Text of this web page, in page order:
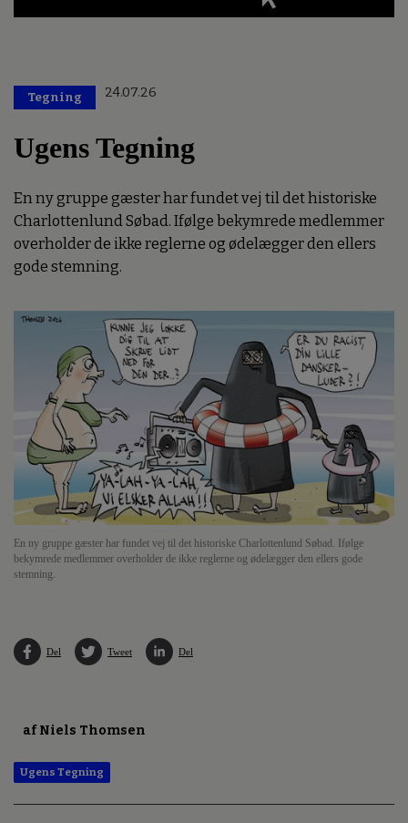
Tegning 24.07.26
Ugens Tegning
En ny gruppe gæster har fundet vej til det historiske
Charlottenlund Søbad. Ifølge bekymrede medlemmer
overholder de ikke reglerne og ødelægger den ellers
gode stemning.
En ny gruppe gæster har fundet vej til det historiske Charlottenlund Søbad. Ifølge
bekymrede medlemmer overholder de ikke reglerne og ødelægger den ellers gode
stemning.
Del Tweet Del
af Niels Thomsen
Ugens Tegning